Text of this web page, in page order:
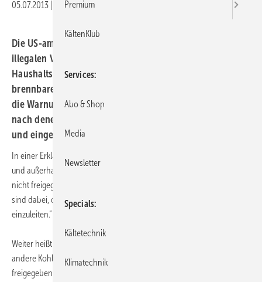
05.07.2013 Druckvorschau
Die US-amerikanische Umweltagentur EPA warnt vor der
illegalen Verwendung von Kohlenwasserstoffen in
Haushaltsklimageräten, die nicht für den Einsatz
brennbarer Kältemittel ausgelegt sind. Hintergrund für
die Warnung sind aktuelle Vorkommnisse in den USA,
nach denen Propan als Ersatzstoff für R22 vermarktet
und eingesetzt wurde.
In einer Erklärung der EPA heißt es: “EPA ist bekannt, dass Personen in
und außerhalb der USA durch den Einsatz von Propan oder anderer
nicht freigegebener Kältemittel in Klimageräten verletzt wurden. Wir
sind dabei, dies zu untersuchen und gegebenenfalls Aktionen
einzuleiten.“
Weiter heißt es in dem Statement, dass EPA weder Propan noch
andere Kohlenwasserstoffe für den Einsatz in Klimageräten
freigegeben hat. Hausbesitzer und Techniker wird nahegelegt, den
Premium
KältenKlub
Services
Abo & Shop
Media
Newsletter
Specials
Kältetechnik
Klimatechnik